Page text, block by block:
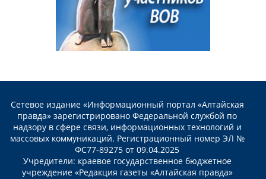
Сетевое издание «Информационный портал «Алтайская
правда» зарегистрировано Федеральной службой по
надзору в сфере связи, информационных технологий и
массовых коммуникаций. Регистрационный номер ЭЛ №
ФС77-89275 от 09.04.2025
Учредители: краевое государственное бюджетное
учреждение «Редакция газеты «Алтайская правда»